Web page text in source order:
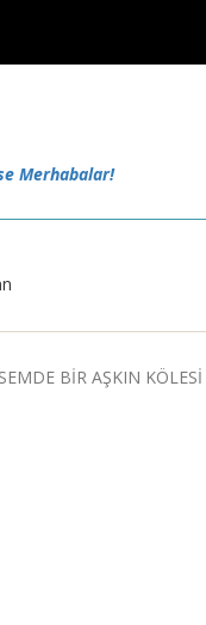
Merhabalar!
BİR AŞKIN